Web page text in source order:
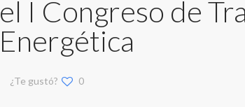
el I Congreso de
Energética
¿Te gustó? 0